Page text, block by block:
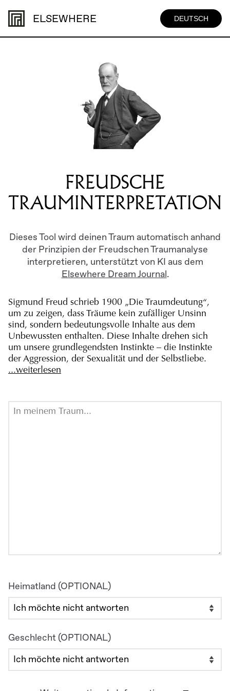
ELSEWHERE DEUTSCH
FREUDSCHE
TRAUMINTERPRETATION
Dieses Tool wird deinen Traum automatisch anhand
der Prinzipien der Freudschen Traumanalyse
interpretieren, unterstützt von KI aus dem
Elsewhere Dream Journal.
Sigmund Freud schrieb 1900 „Die Traumdeutung“,
um zu zeigen, dass Träume kein zufälliger Unsinn
sind, sondern bedeutungsvolle Inhalte aus dem
Unbewussten enthalten. Diese Inhalte drehen sich
um unsere grundlegendsten Instinkte – die Instinkte
der Aggression, der Sexualität und der Selbstliebe.
...weiterlesen
Heimatland (OPTIONAL)
Geschlecht (OPTIONAL)